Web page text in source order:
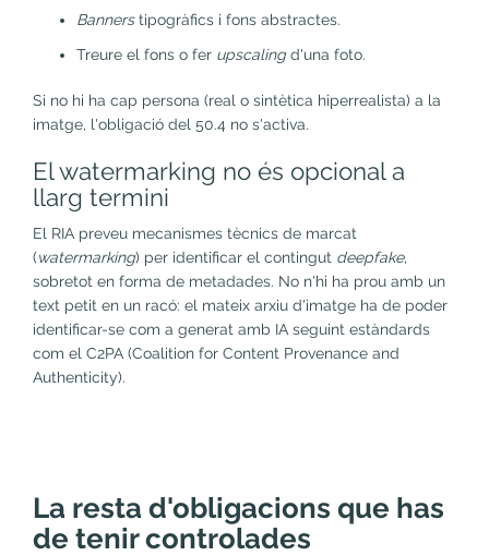
Bannerstipogràfics i fons abstractes.
Treure el fons o fer upscalingd'una foto.
Si no hi ha cap persona (real o sintètica hiperrealista) a la
imatge, l'obligació del 50.4 no s'activa.
El watermarking no és opcional a
llarg termini
El RIA preveu mecanismes tècnics de marcat
(watermarking) per identificar el contingut deepfake,
sobretot en forma de metadades. No n'hi ha prou amb un
text petit en un racó: el mateix arxiu d'imatge ha de poder
identificar-se com a generat amb IA seguint estàndards
com el C2PA (Coalition for Content Provenance and
Authenticity).
La resta d'obligacions que has
de tenir controlades